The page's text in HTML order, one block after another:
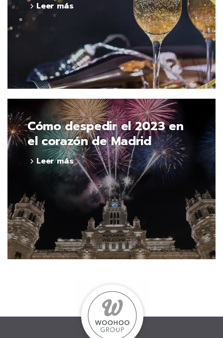
Leer más
Cómo despedir el 2023 en
el corazón de Madrid
Leer más